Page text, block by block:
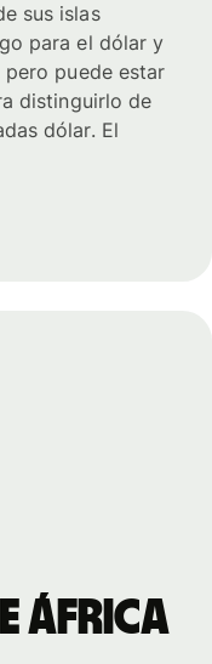
sus islas
para el dólar y
puede estar
distinguirlo de
dólar. El
África